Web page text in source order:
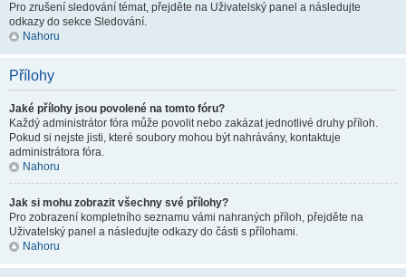
Pro zrušení sledování témat, přejděte na Uživatelský panel a následujte
odkazy do sekce Sledování.
Nahoru
Přílohy
Jaké přílohy jsou povolené na tomto fóru?
Každý administrátor fóra může povolit nebo zakázat jednotlivé druhy příloh.
Pokud si nejste jisti, které soubory mohou být nahrávány, kontaktuje
administrátora fóra.
Nahoru
Jak si mohu zobrazit všechny své přílohy?
Pro zobrazení kompletního seznamu vámi nahraných příloh, přejděte na
Uživatelský panel a následujte odkazy do části s přílohami.
Nahoru